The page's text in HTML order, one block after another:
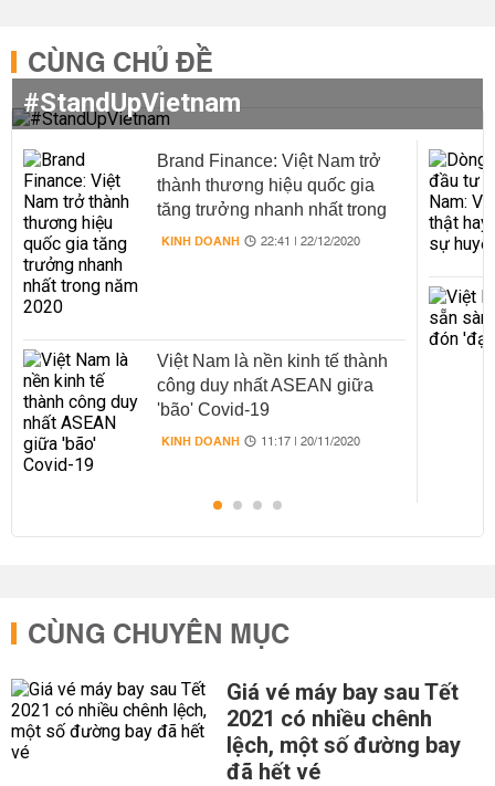
CÙNG CHỦ ĐỀ
#StandUpVietnam
Brand Finance: Việt Nam trở
thành thương hiệu quốc gia
tăng trưởng nhanh nhất trong
năm 2020
KINH DOANH 22:41 | 22/12/2020
Việt Nam là nền kinh tế thành
công duy nhất ASEAN giữa
'bão' Covid-19
KINH DOANH 11:17 | 20/11/2020
CÙNG CHUYÊN MỤC
Giá vé máy bay sau Tết
2021 có nhiều chênh
lệch, một số đường bay
đã hết vé